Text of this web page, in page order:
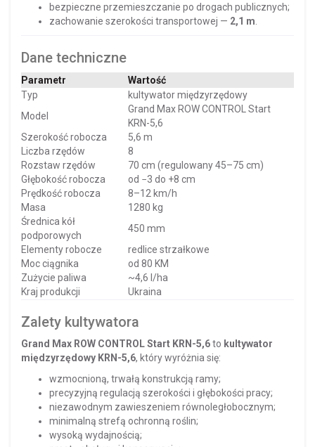
bezpieczne przemieszczanie po drogach publicznych;
zachowanie szerokości transportowej — 2,1 m
Dane techniczne
Parametr
Wartość
Typ
kultywator międzyrzędowy
Model
Grand Max ROW CONTROL Start
KRN-5,6
Szerokość robocza
5,6 m
Liczba rzędów
8
Rozstaw rzędów
70 cm (regulowany 45–75 cm)
Głębokość robocza
od −3 do +8 cm
Prędkość robocza
8–12 km/h
Masa
1280 kg
Średnica kół
podporowych
450 mm
Elementy robocze
redlice strzałkowe
Moc ciągnika
od 80 KM
Zużycie paliwa
~4,6 l/ha
Kraj produkcji
Ukraina
Zalety kultywatora
Grand Max ROW CONTROL Start KRN-5,6to kultywator
międzyrzędowy KRN-5,6, który wyróżnia się:
wzmocnioną, trwałą konstrukcją ramy;
precyzyjną regulacją szerokości i głębokości pracy;
niezawodnym zawieszeniem równoległobocznym;
minimalną strefą ochronną roślin;
wysoką wydajnością;